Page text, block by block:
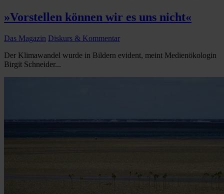
»Vorstellen können wir es uns nicht«
Das Magazin Diskurs & Kommentar
Der Klimawandel wurde in Bildern evident, meint Medienökologin
Birgit Schneider...